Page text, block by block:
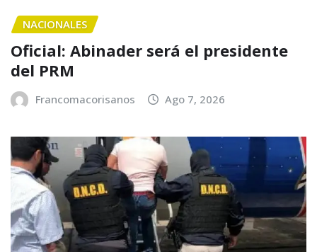
NACIONALES
Oficial: Abinader será el presidente
del PRM
Francomacorisanos Ago 7, 2026